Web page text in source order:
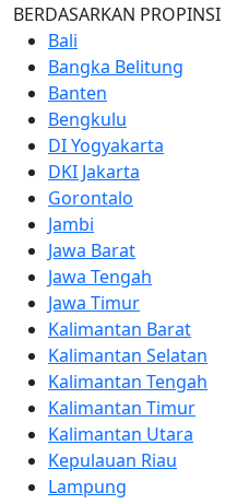
BERDASARKAN PROPINSI
Bali
Bangka Belitung
Banten
Bengkulu
DI Yogyakarta
DKI Jakarta
Gorontalo
Jambi
Jawa Barat
Jawa Tengah
Jawa Timur
Kalimantan Barat
Kalimantan Selatan
Kalimantan Tengah
Kalimantan Timur
Kalimantan Utara
Kepulauan Riau
Lampung